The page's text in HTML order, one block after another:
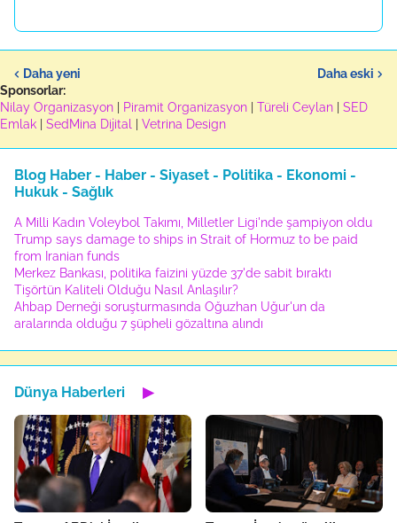
Daha yeni
Daha eski
Sponsorlar:
Nilay Organizasyon
Piramit Organizasyon Türeli Ceylan
SED
Emlak
SedMina Dijital Vetrina Design
Blog Haber - Haber - Siyaset - Politika - Ekonomi -
Hukuk - Sağlık
A Milli Kadın Voleybol Takımı, Milletler Ligi'nde şampiyon oldu
Trump says damage to ships in Strait of Hormuz to be paid
from Iranian funds
Merkez Bankası, politika faizini yüzde 37'de sabit bıraktı
Tişörtün Kaliteli Olduğu Nasıl Anlaşılır?
Ahbap Derneği soruşturmasında Oğuzhan Uğur'un da
aralarında olduğu 7 şüpheli gözaltına alındı
Dünya Haberleri ▶